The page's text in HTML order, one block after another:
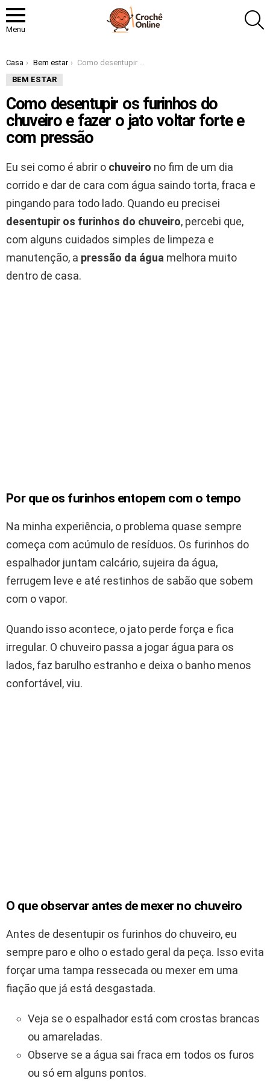
Menu
Você está aqui:
Casa Bem estar
Como desentupir os furinhos do chuveiro e fazer o jato voltar forte e com pressão
BEM ESTAR
Como desentupir os furinhos do
chuveiro e fazer o jato voltar forte e
com pressão
Eu sei como é abrir o chuveiro no fim de um dia
corrido e dar de cara com água saindo torta, fraca e
pingando para todo lado. Quando eu precisei
desentupir os furinhos do chuveiro, percebi que,
com alguns cuidados simples de limpeza e
manutenção, a pressão da água melhora muito
dentro de casa.
Por que os furinhos entopem com o tempo
Na minha experiência, o problema quase sempre
começa com acúmulo de resíduos. Os furinhos do
espalhador juntam calcário, sujeira da água,
ferrugem leve e até restinhos de sabão que sobem
com o vapor.
Quando isso acontece, o jato perde força e fica
irregular. O chuveiro passa a jogar água para os
lados, faz barulho estranho e deixa o banho menos
confortável, viu.
O que observar antes de mexer no chuveiro
Antes de desentupir os furinhos do chuveiro, eu
sempre paro e olho o estado geral da peça. Isso evita
forçar uma tampa ressecada ou mexer em uma
fiação que já está desgastada.
Veja se o espalhador está com crostas brancas
ou amareladas.
Observe se a água sai fraca em todos os furos
ou só em alguns pontos.